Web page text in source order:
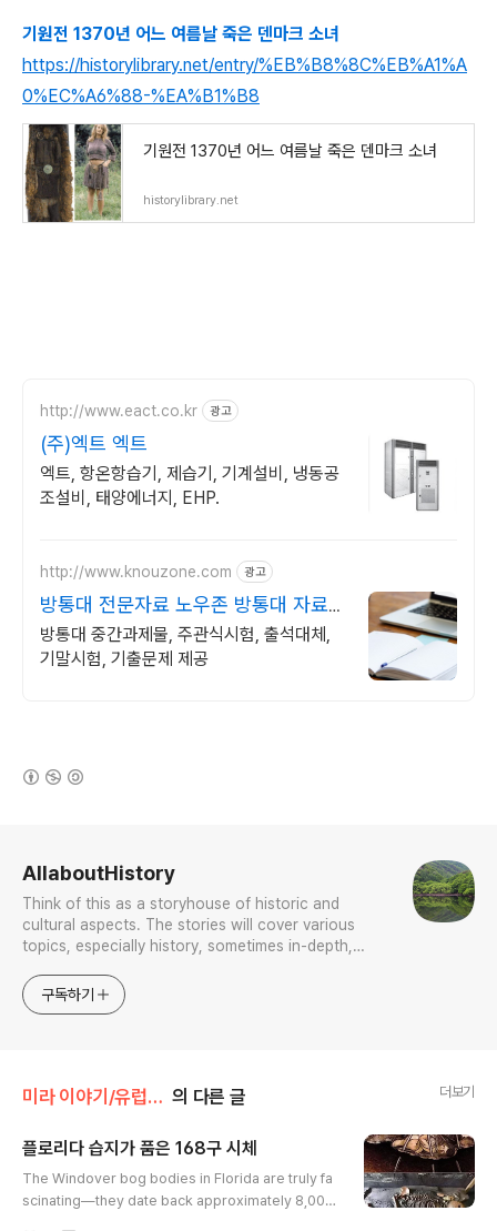
기원전 1370년 어느 여름날 죽은 덴마크 소녀
https://historylibrary.net/entry/%EB%B8%8C%EB%A1%A
0%EC%A6%88-%EA%B1%B8
기원전 1370년 어느 여름날 죽은 덴마크 소녀
historylibrary.net
http://www.eact.co.kr 광고
(주)엑트 엑트
엑트, 항온항습기, 제습기, 기계설비, 냉동공
조설비, 태양에너지, EHP.
http://www.knouzone.com 광고
방통대 전문자료 노우존 방통대 자료포
털 NO.1
방통대 중간과제물, 주관식시험, 출석대체,
기말시험, 기출문제 제공
AllaboutHistory
Think of this as a storyhouse of historic and
cultural aspects. The stories will cover various
topics, especially history, sometimes in-depth,
approach will be to resist any common sense or
generalized viewpoint
구독하기
미라 이야기/유럽 니탄 미라 (Bog Bodies) 의 다른 글 더보기
플로리다 습지가 품은 168구 시체
The Windover bog bodies in Florida are truly fa
scinating—they date back approximately 8,000